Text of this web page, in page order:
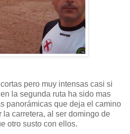
pero muy intensas casi si
la segunda ruta ha sido mas
panorámicas que deja el camino
la carretera, al ser domingo de
otro susto con ellos.